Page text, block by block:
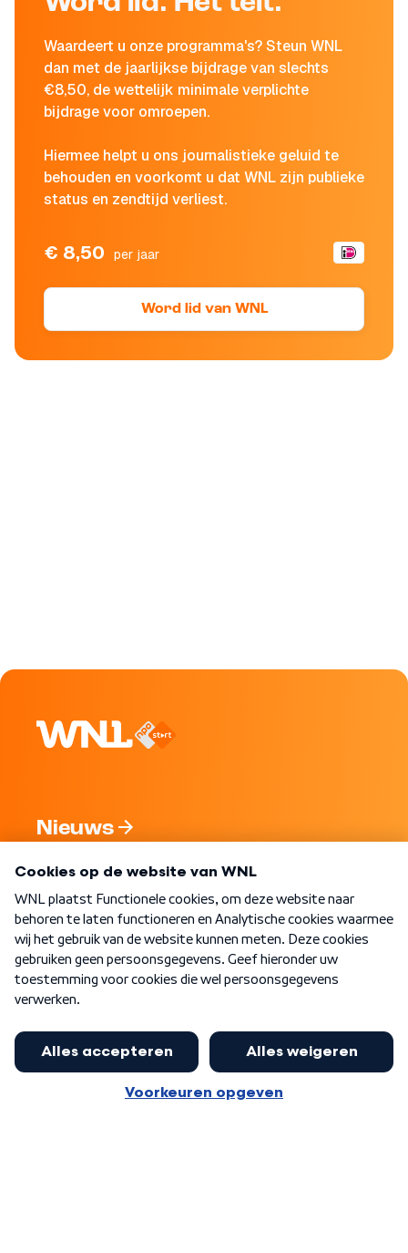
Waardeert u onze programma's? Steun WNL
dan met de jaarlijkse bijdrage van slechts
€8,50, de wettelijk minimale verplichte
bijdrage voor omroepen.
Hiermee helpt u ons journalistieke geluid te
behouden en voorkomt u dat WNL zijn publieke
status en zendtijd verliest.
€ 8,50 per jaar
Word lid van WNL
Nieuws
Nieuwsbrief
Word Lid